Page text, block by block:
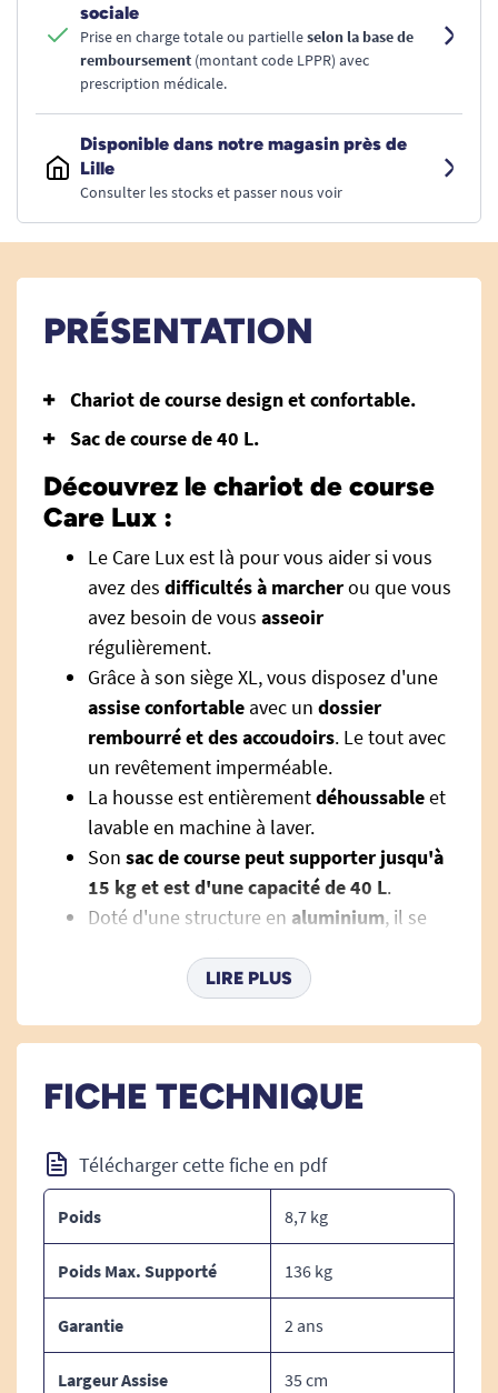
sociale
Prise en charge totale ou partielleselon la base de
remboursement (montant code LPPR) avec
prescription médicale.
Disponible dans notre magasin près de
Lille
Consulter les stocks et passer nous voir
PRÉSENTATION
Chariot de course design et confortable.
Sac de course de 40 L.
Découvrez le chariot de course
Care Lux :
Le Care Lux est là pour vous aider si vous
avez des difficultés à marcherou que vous
avez besoin de vous asseoir
régulièrement.
Grâce à son siège XL, vous disposez d'une
assise confortable avec un dossier
rembourré et des accoudoirs. Le tout avec
un revêtement imperméable.
La housse est entièrementdéhoussableet
lavable en machine à laver.
Son sac de course peut supporter jusqu'à
15 kg et est d'une capacité de 40 L.
Doté d'une structure en aluminium, il se
Hauteur des poignées réglables de 88 à 100
Support pour cane.
LIRE PLUS
FICHE TECHNIQUE
Télécharger cette fiche en pdf
Poids 8,7 kg
Poids Max. Supporté 136 kg
Garantie 2 ans
Largeur Assise 35 cm